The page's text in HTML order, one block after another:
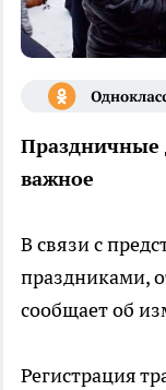
Праздничные
важное
В связи с
праздниками,
сообщает об
Регистрация